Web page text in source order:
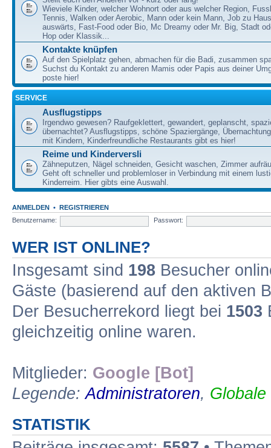
Wieviele Kinder, welcher Wohnort oder aus welcher Region,
Tennis, Walken oder Aerobic, Mann oder kein Mann, Job zu
auswärts, Fast-Food oder Bio, Mc Dreamy oder Mr. Big, Stadt
Hop oder Klassik...
Kontakte knüpfen
Auf den Spielplatz gehen, abmachen für die Badi, zusammen
Suchst du Kontakt zu anderen Mamis oder Papis aus deiner
poste hier!
SERVICE
Ausflugstipps
Irgendwo gewesen? Raufgeklettert, gewandert, geplanscht,
übernachtet? Ausflugstipps, schöne Spaziergänge,
mit Kindern, Kinderfreundliche Restaurants gibt es hier!
Reime und Kinderversli
Zähneputzen, Nägel schneiden, Gesicht waschen, Zimmer
Geht oft schneller und problemloser in Verbindung mit einem
Kinderreim. Hier gibts eine Auswahl.
ANMELDEN • REGISTRIEREN
Benutzername:
Passwort:
WER IST ONLINE?
Insgesamt sind 198 Besucher
Gäste (basierend auf den aktiven
Der Besucherrekord liegt bei 1503
gleichzeitig online waren.
Mitglieder: Google [Bot]
Legende:Administratoren,
STATISTIK